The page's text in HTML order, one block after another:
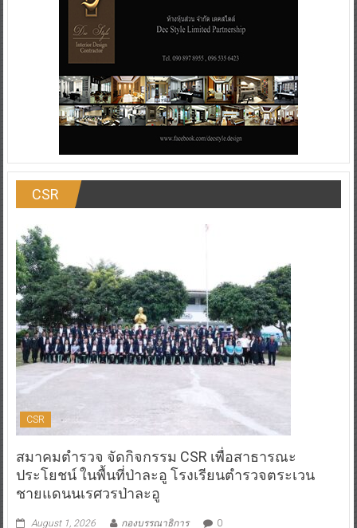
CSR
CSR
สมาคมตำรวจ จัดกิจกรรม CSR เพื่อสาธารณะ
ประโยชน์ ในพื้นที่ป่าละอู โรงเรียนตำรวจตระเวน
ชายแดนนเรศวรป่าละอู
August 1, 2026 กองบรรณาธิการ 0